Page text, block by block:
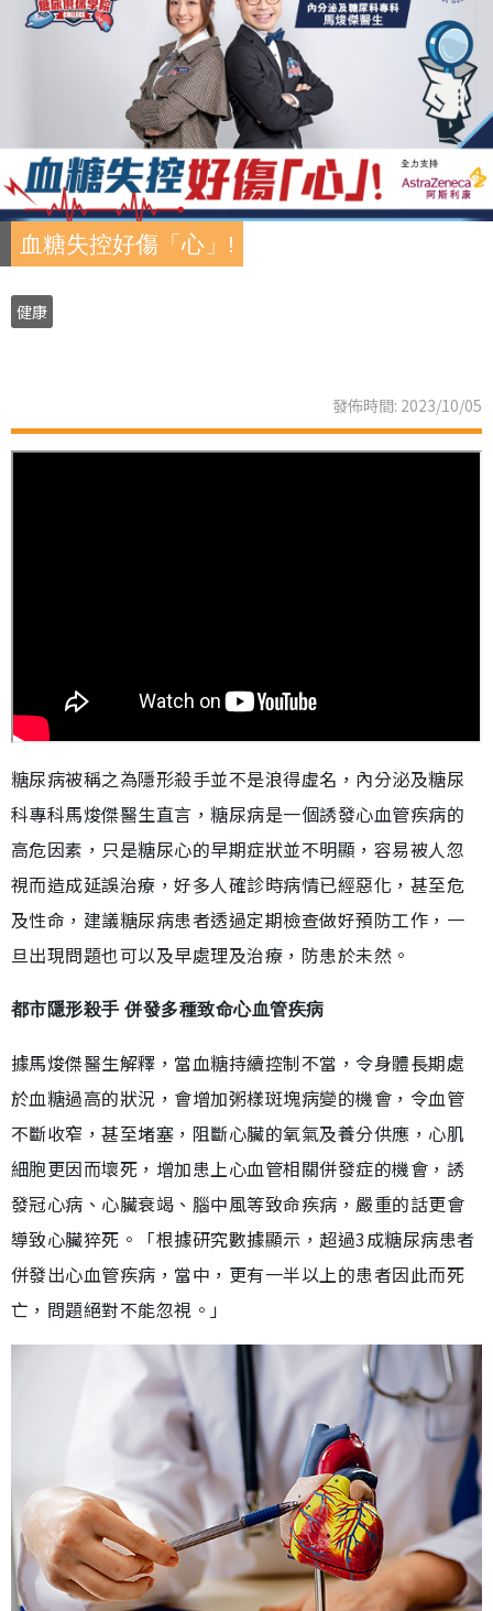
血糖失控好傷「心」!
健康
發佈時間: 2023/10/05
糖尿病被稱之為隱形殺手並不是浪得虛名，內分泌及糖尿
科專科馬焌傑醫生直言，糖尿病是一個誘發心血管疾病的
高危因素，只是糖尿心的早期症狀並不明顯，容易被人忽
視而造成延誤治療，好多人確診時病情已經惡化，甚至危
及性命，建議糖尿病患者透過定期檢查做好預防工作，一
旦出現問題也可以及早處理及治療，防患於未然。
都市隱形殺手 併發多種致命心血管疾病
據馬焌傑醫生解釋，當血糖持續控制不當，令身體長期處
於血糖過高的狀況，會增加粥樣斑塊病變的機會，令血管
不斷收窄，甚至堵塞，阻斷心臟的氧氣及養分供應，心肌
細胞更因而壞死，增加患上心血管相關併發症的機會，誘
發冠心病、心臟衰竭、腦中風等致命疾病，嚴重的話更會
導致心臟猝死。「根據研究數據顯示，超過3成糖尿病患者
併發出心血管疾病，當中，更有一半以上的患者因此而死
亡，問題絕對不能忽視。」